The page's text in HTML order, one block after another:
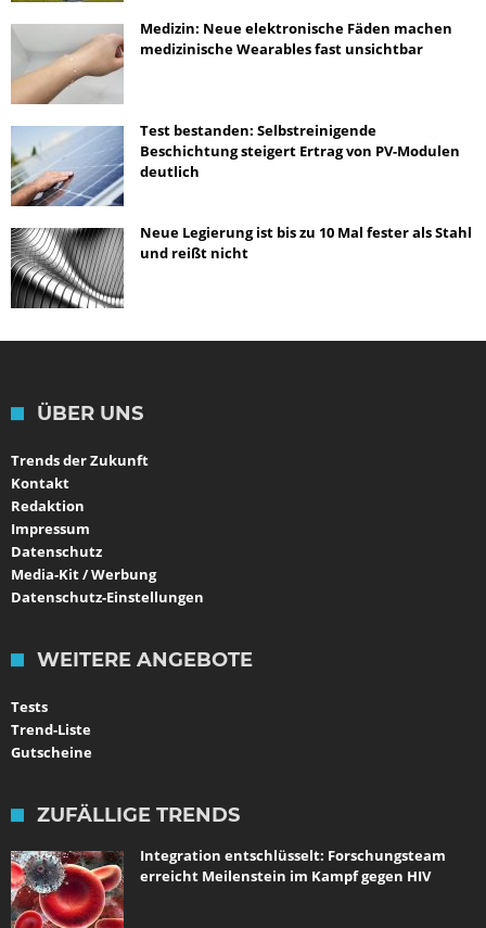
Medizin: Neue elektronische Fäden machen
medizinische Wearables fast unsichtbar
Test bestanden: Selbstreinigende
Beschichtung steigert Ertrag von PV-Modulen
deutlich
Neue Legierung ist bis zu 10 Mal fester als Stahl
und reißt nicht
ÜBER UNS
Trends der Zukunft
Kontakt
Redaktion
Impressum
Datenschutz
Media-Kit / Werbung
Datenschutz-Einstellungen
WEITERE ANGEBOTE
Tests
Trend-Liste
Gutscheine
ZUFÄLLIGE TRENDS
Integration entschlüsselt: Forschungsteam
erreicht Meilenstein im Kampf gegen HIV